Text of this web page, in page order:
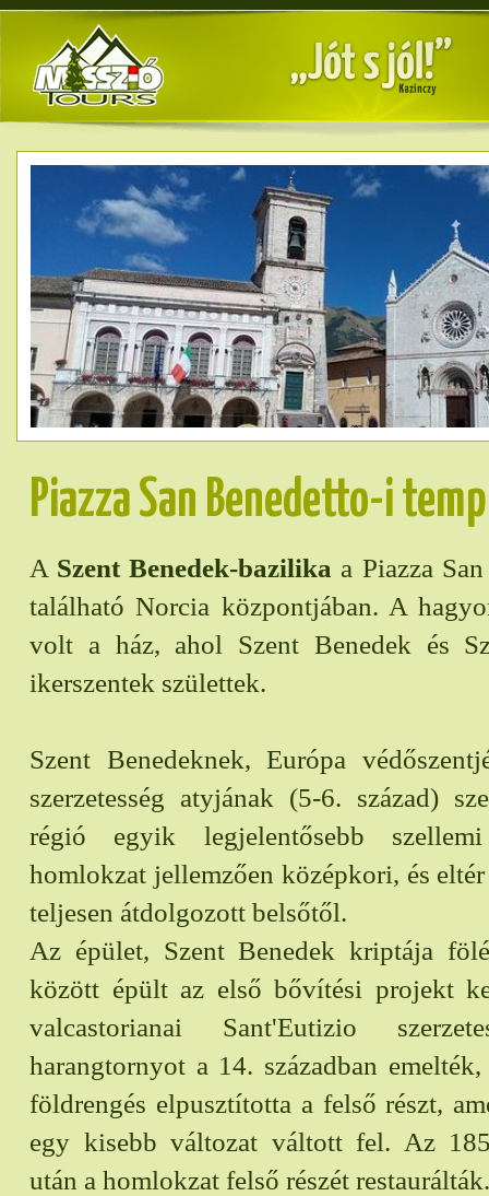
Piazza San Benedetto-i
A Szent Benedek-bazilika a Piazza
található Norcia központjában. A
volt a ház, ahol Szent Benedek és
ikerszentek születtek.
Szent Benedeknek, Európa
szerzetesség atyjának (5-6. század)
régió egyik legjelentősebb
homlokzat jellemzően középkori, és eltér
teljesen átdolgozott belsőtől.
Az épület, Szent Benedek kriptája
között épült az első bővítési projekt
valcastorianai Sant'Eutizio
harangtornyot a 14. században
földrengés elpusztította a felső részt,
egy kisebb változat váltott fel. Az
után a homlokzat felső részét restaurálták.